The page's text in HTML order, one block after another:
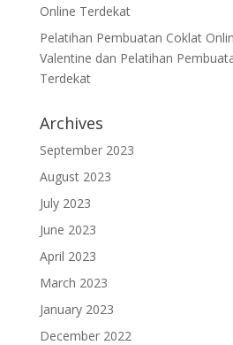
Online Terdekat
Pelatihan Pembuatan Coklat
Valentine dan Pelatihan
Terdekat
Archives
September 2023
August 2023
July 2023
June 2023
April 2023
March 2023
January 2023
December 2022